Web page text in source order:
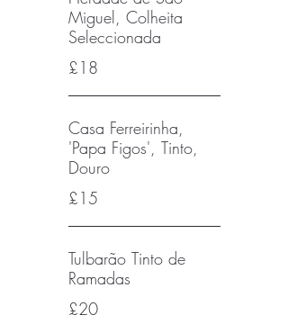
Miguel, Colheita
Seleccionada
£18
Casa Ferreirinha,
'Papa Figos', Tinto,
Douro
£15
Tulbarão Tinto de
Ramadas
£20